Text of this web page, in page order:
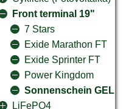
Front terminal 19"
7 Stars
Exide Marathon FT
Exide Sprinter FT
Power Kingdom
Sonnenschein GEL
LiFePO4